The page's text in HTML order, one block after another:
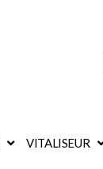
VITALISEUR